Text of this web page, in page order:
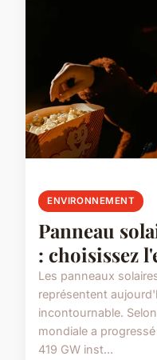
ENVIRONNEMENT
Panneau
: choisissez
Les panneaux
représentent
incontournable.
mondiale a
419 GW inst...